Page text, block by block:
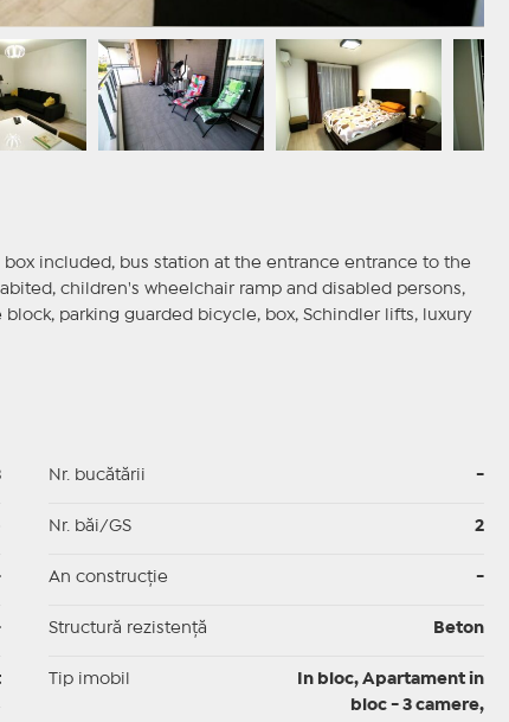
included, bus station at the entrance entrance to the
children's wheelchair ramp and disabled persons,
parking guarded bicycle, box, Schindler lifts, luxury
Nr. bucătării -
Nr. băi/GS 2
An construcție -
Structură rezistență Beton
Tip imobil
In bloc, Apartament in
bloc - 3 camere,